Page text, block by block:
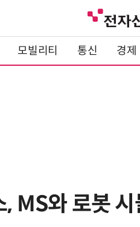
모빌리티 통신 경제
MS와 로봇